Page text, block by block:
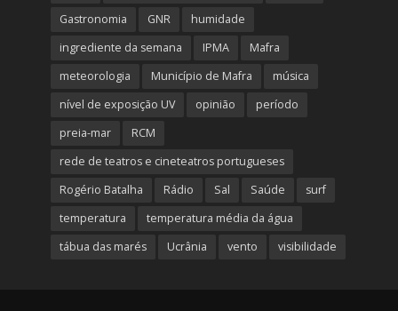
Gastronomia
GNR
humidade
ingrediente da semana
IPMA
Mafra
meteorologia
Município de Mafra
música
nível de exposição UV
opinião
período
preia-mar
RCM
rede de teatros e cineteatros portugueses
Rogério Batalha
Rádio Sal Saúde
surf
temperatura
temperatura média da água
tábua das marés
Ucrânia vento visibilidade